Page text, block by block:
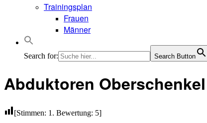
Trainingsplan
Frauen
Männer
Search for: Search Button
Abduktoren
[Stimmen: 1 . Bewertung: 5]